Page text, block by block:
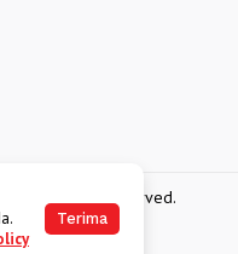
. All rights reserved.
Disclaimer
Terima